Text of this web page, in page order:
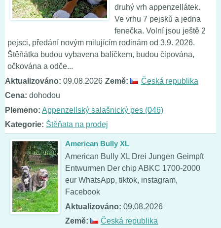
druhý vrh appenzellátek.
Ve vrhu 7 pejsků a jedna
fenečka. Volní jsou ještě 2
pejsci, předání novým milujícím rodinám od 3.9. 2026.
Štěňátka budou vybavena balíčkem, budou čipována,
očkována a odče...
Aktualizováno: 09.08.2026 Země:
Česká republika
Cena: dohodou
Plemeno: Appenzellský salašnický pes (046)
Kategorie: Štěňata na prodej
American Bully XL
American Bully XL Drei Jungen Geimpft
Entwurmen Der chip ABKC 1700-2000
eur WhatsApp, tiktok, instagram,
Facebook
Aktualizováno: 09.08.2026
Země:
Česká republika